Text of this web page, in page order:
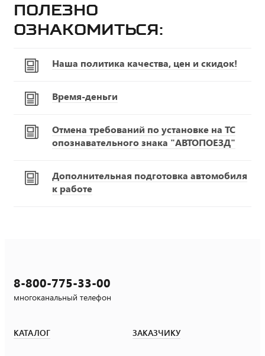
Полезно
ознакомиться:
Наша политика качества, цен и скидок!
Время-деньги
Отмена требований по установке на ТС
опознавательного знака "АВТОПОЕЗД"
Дополнительная подготовка автомобиля
к работе
8-800-775-33-00
многоканальный телефон
КАТАЛОГ ЗАКАЗЧИКУ